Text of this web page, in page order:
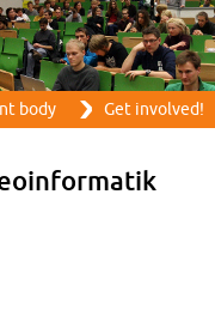
body Get in­volved!